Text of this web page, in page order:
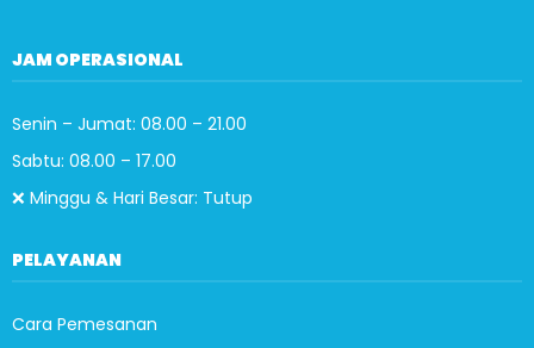
JAM OPERASIONAL
Senin – Jumat: 08.00 – 21.00
Sabtu: 08.00 – 17.00
❌ Minggu & Hari Besar: Tutup
PELAYANAN
Cara Pemesanan